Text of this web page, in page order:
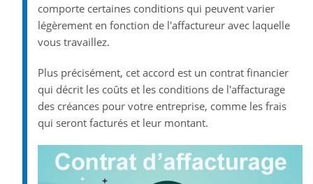
comporte certaines conditions qui peuvent varier
légèrement en fonction de l'affactureur avec laquelle
vous travaillez.
Plus précisément, cet accord est un contrat financier
qui décrit les coûts et les conditions de l'affacturage
des créances pour votre entreprise, comme les frais
qui seront facturés et leur montant.